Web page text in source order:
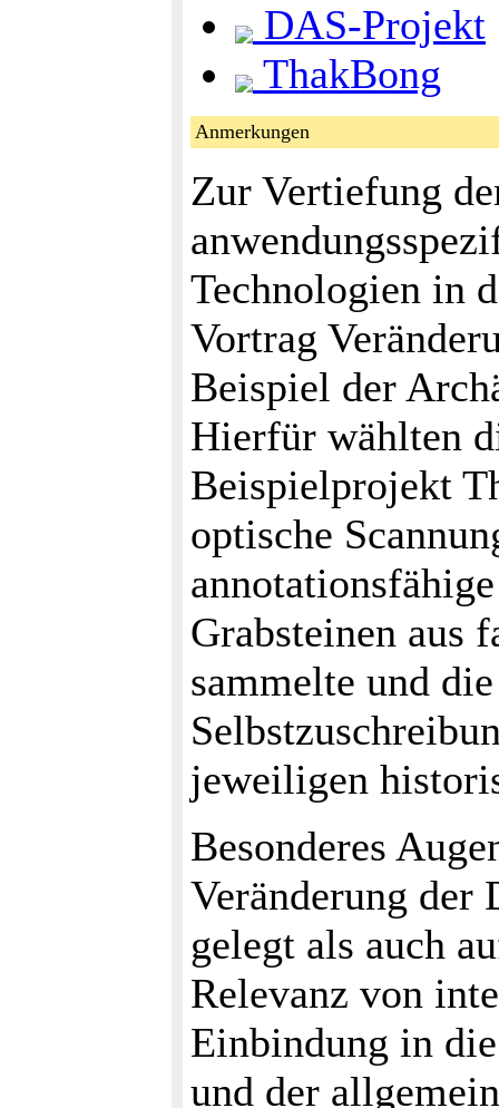
DAS-Projekt
ThakBong
Anmerkungen
Zur Vertiefung
Technologien in
Vortrag
Beispiel der
Hierfür wählten
Beispielprojekt
optische
Grabsteinen aus
sammelte und
jeweiligen
Besonderes
Veränderung
gelegt als auch
Relevanz von
Einbindung in
und der